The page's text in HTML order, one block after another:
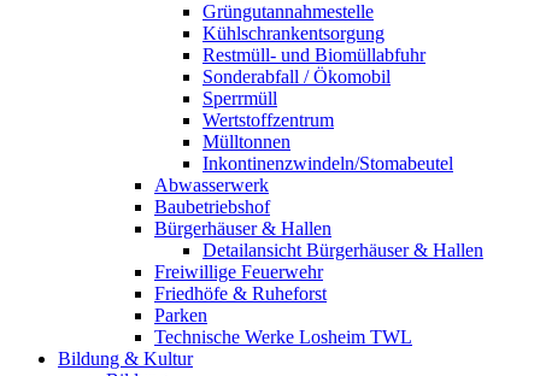
Grüngutannahmestelle
Kühlschrankentsorgung
Restmüll- und Biomüllabfuhr
Sonderabfall / Ökomobil
Sperrmüll
Wertstoffzentrum
Mülltonnen
Inkontinenzwindeln/Stomabeutel
Abwasserwerk
Baubetriebshof
Bürgerhäuser & Hallen
Detailansicht Bürgerhäuser & Hallen
Freiwillige Feuerwehr
Friedhöfe & Ruheforst
Parken
Technische Werke Losheim TWL
Bildung & Kultur